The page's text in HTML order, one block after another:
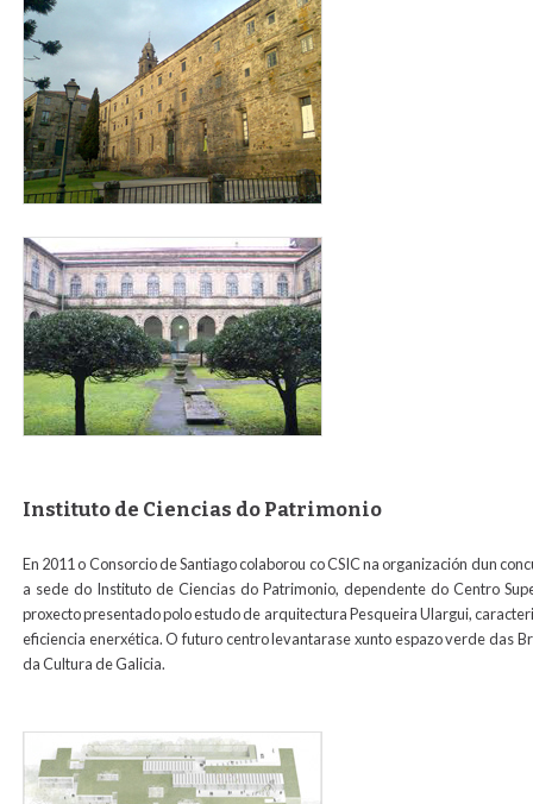
sandomingos_para_web2.jpg
Instituto de Ciencias do Patrimonio
En 2011 o Consorcio de Santiago colaborou co CSIC na organización dun
a sede do Instituto de Ciencias do Patrimonio, dependente do Centro
proxecto presentado polo estudo de arquitectura Pesqueira Ulargui,
eficiencia enerxética. O futuro centro levantarase xunto espazo verde das
da Cultura de Galicia.
simulacion_incipit_para_web.jpg